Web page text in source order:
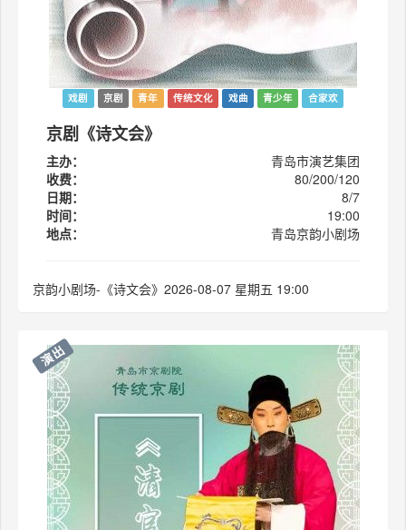
戏剧 京剧 青年 传统文化 戏曲 青少年 合家欢
京剧《诗文会》
主办：
青岛市演艺集团
收费：
80/200/120
日期：
8/7
时间：
19:00
地点：
青岛京韵小剧场
京韵小剧场-《诗文会》2026-08-07 星期五 19:00
演出